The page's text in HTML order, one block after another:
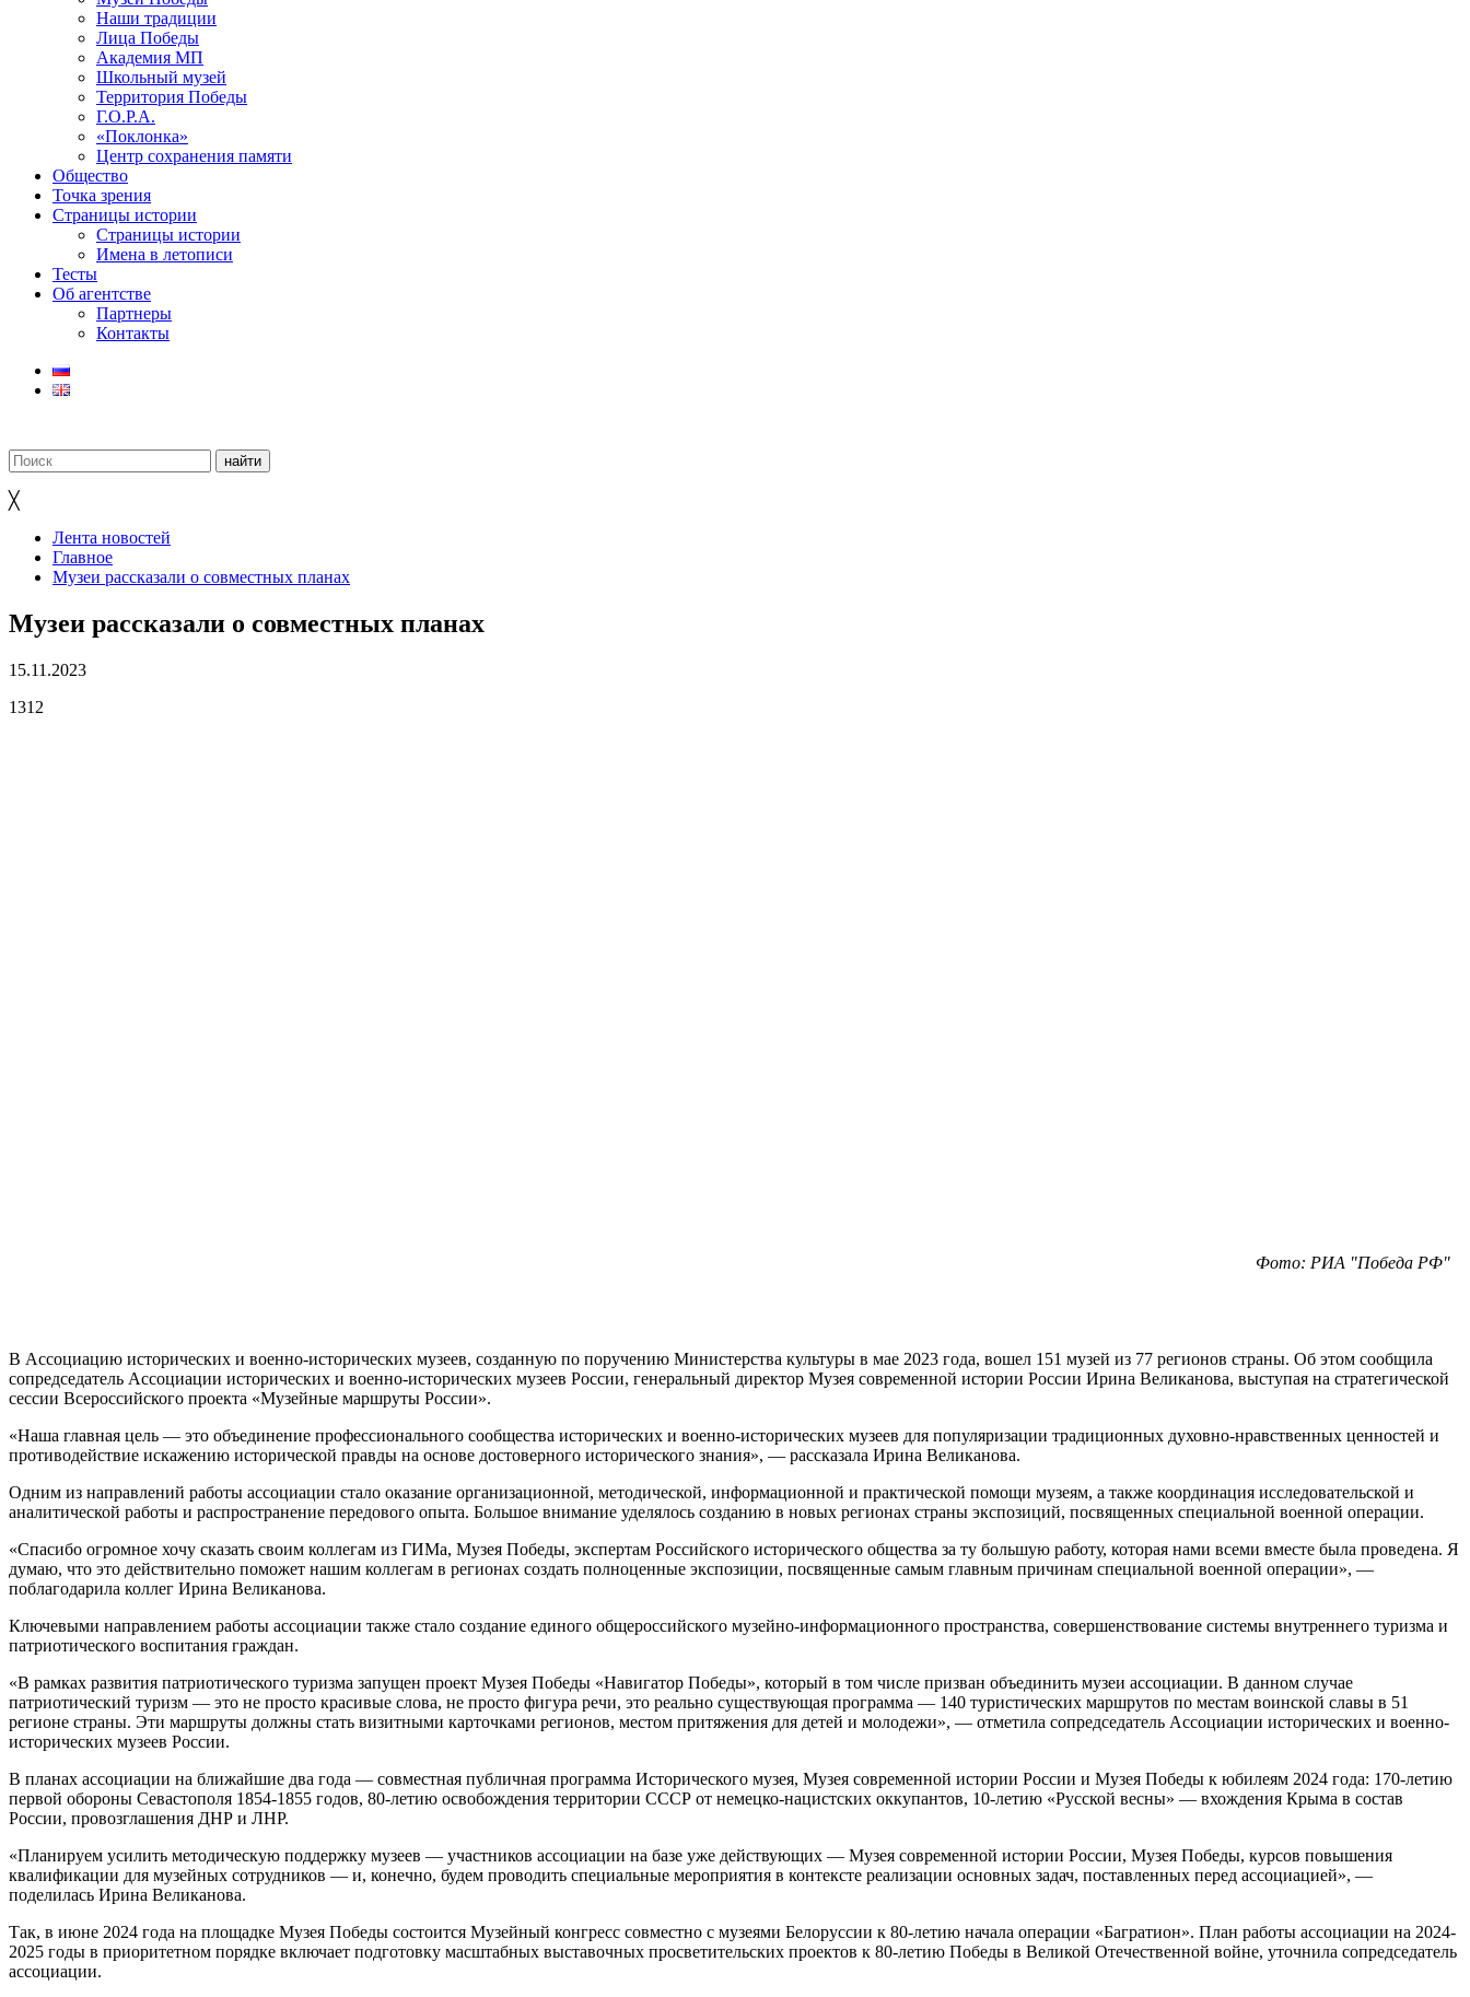
Наши традиции
Лица Победы
Академия МП
Школьный музей
Территория Победы
Г.О.Р.А.
«Поклонка»
Центр сохранения памяти
Общество
Точка зрения
Страницы истории
Страницы истории
Имена в летописи
Тесты
Об агентстве
Партнеры
Контакты
╳
Лента новостей
Главное
Музеи рассказали о совместных планах
Музеи рассказали о совместных планах
15.11.2023
1312
Фото: РИА "Победа РФ"
В Ассоциацию исторических и военно-исторических музеев, созданную по поручению Министерства культуры в мае 2023 года, вошел 151 музей из 77 регионов страны. Об этом сообщила
сопредседатель Ассоциации исторических и военно-исторических музеев России, генеральный директор Музея современной истории России Ирина Великанова, выступая на стратегической
сессии Всероссийского проекта «Музейные маршруты России».
«Наша главная цель — это объединение профессионального сообщества исторических и военно-исторических музеев для популяризации традиционных духовно-нравственных ценностей и
противодействие искажению исторической правды на основе достоверного исторического знания», — рассказала Ирина Великанова.
Одним из направлений работы ассоциации стало оказание организационной, методической, информационной и практической помощи музеям, а также координация исследовательской и
аналитической работы и распространение передового опыта. Большое внимание уделялось созданию в новых регионах страны экспозиций, посвященных специальной военной операции.
«Спасибо огромное хочу сказать своим коллегам из ГИМа, Музея Победы, экспертам Российского исторического общества за ту большую работу, которая нами всеми вместе была проведена. Я
думаю, что это действительно поможет нашим коллегам в регионах создать полноценные экспозиции, посвященные самым главным причинам специальной военной операции», —
поблагодарила коллег Ирина Великанова.
Ключевыми направлением работы ассоциации также стало создание единого общероссийского музейно-информационного пространства, совершенствование системы внутреннего туризма и
патриотического воспитания граждан.
«В рамках развития патриотического туризма запущен проект Музея Победы «Навигатор Победы», который в том числе призван объединить музеи ассоциации. В данном случае
патриотический туризм — это не просто красивые слова, не просто фигура речи, это реально существующая программа — 140 туристических маршрутов по местам воинской славы в 51
регионе страны. Эти маршруты должны стать визитными карточками регионов, местом притяжения для детей и молодежи», — отметила сопредседатель Ассоциации исторических и военно-
исторических музеев России.
В планах ассоциации на ближайшие два года — совместная публичная программа Исторического музея, Музея современной истории России и Музея Победы к юбилеям 2024 года: 170-летию
первой обороны Севастополя 1854-1855 годов, 80-летию освобождения территории СССР от немецко-нацистских оккупантов, 10-летию «Русской весны» — вхождения Крыма в состав
России, провозглашения ДНР и ЛНР.
«Планируем усилить методическую поддержку музеев — участников ассоциации на базе уже действующих — Музея современной истории России, Музея Победы, курсов повышения
квалификации для музейных сотрудников — и, конечно, будем проводить специальные мероприятия в контексте реализации основных задач, поставленных перед ассоциацией», —
поделилась Ирина Великанова.
Так, в июне 2024 года на площадке Музея Победы состоится Музейный конгресс совместно с музеями Белоруссии к 80-летию начала операции «Багратион». План работы ассоциации на 2024-
2025 годы в приоритетном порядке включает подготовку масштабных выставочных просветительских проектов к 80-летию Победы в Великой Отечественной войне, уточнила сопредседатель
ассоциации.